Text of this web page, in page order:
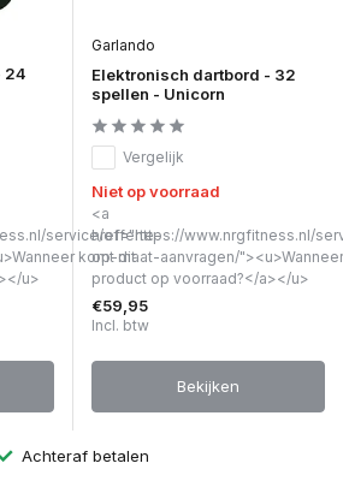
24
service/offerte-
komt dit
u>
Garlando
Elektronisch dartbord - 32
spellen - Unicorn
Vergelijk
Niet op voorraad
<a
href="https://www.nrgfitness.nl/
op-maat-aanvragen/
product op voorraad?</a></u>
€59,95
Incl. btw
Bekijken
Achteraf betalen